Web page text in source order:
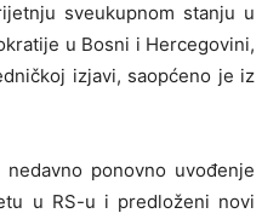
sveukupnom stanju u
u Bosni i Hercegovini,
izjavi, saopćeno je iz
ponovno uvođenje
u RS-u i predloženi novi